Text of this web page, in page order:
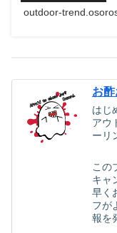
outdoor-
お酢
はじ
アウ
ーリ
この
キャ
早く
フが
報を